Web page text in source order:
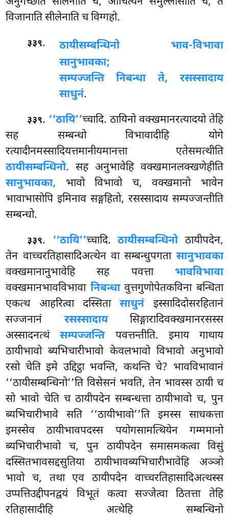
विजानाति सीलेनाति च विग्गहो.
३३९.
ठायीसम्बन्धिनो भाव-विभावा
सानुभावका;
सम्पज्जन्ति निबन्धा ते, रसस्सादाय
साधुनं.
३३९. ‘‘ठायि’’च्चादि. ठायिनो वक्खमानरत्यादयो तेहि
सह सम्बन्धो विभावादीहि योगे
रत्यादीनमस्सादियत्तमानीयमानत्ता एतेसमत्थीति
ठायीसम्बन्धिनो. सह अनुभावेहि वक्खमानलक्खणेहीति
सानुभावका, भावो विभावो च, वक्खमानो भावेन
भावाभासोपि इमिनाव सङ्गहितो, रसस्सादाय सम्पज्जन्तीति
सम्बन्धो.
३३९. ‘‘ठायि’’च्चादि.ठायीसम्बन्धिनोठायीपदेन,
तेन वाच्चरतिहासादिअत्थेन वा सम्बन्धुपगता सानुभावका
वक्खमानानुभावेहि सह पवत्ता भावविभावा
वक्खमानभावविभावा निबन्धावुत्तगुणोपेतकविना बन्धिता
एकत्थ आहरित्वा दस्सितासाधुनंइस्सादिदोसरहितानं
सज्जनानं रसस्सादायसिङ्गारादिवक्खमानरसस्स
अस्सादनत्थंसम्पज्जन्तिपवत्तन्तीति. इमाय गाथाय
ठायीभावो ब्यभिचारीभावो केवलभावो विभावो अनुभावो
रसो चेति इमे उद्दिट्ठा भवन्ति, कथन्ति चे? भावविभावानं
‘‘ठायीसम्बन्धिनो’’ति विसेसनं भवति, तेन भावस्स ठायी च
सो भावो चेति च ठायीपदेन सम्बन्धत्ता ठायीभावो च, पुन
ब्यभिचारीभावे सति ‘‘ठायीभावो’’ति इमस्स साधकत्ता
इमस्सेव ठायीभावपदस्स पयोगसामत्थियेन गम्ममानो
ब्यभिचारीभावो च, पुन ठायीपदेन समासमकत्वा विसुं
दस्सितभावसद्दसुतिया ठायीभावब्यभिचारीभावेहि अञ्ञो
भावो च, तथा एव ठायीपदेन वाच्चरतिहासादिअत्थस्स
उप्पत्तिउद्दीपनद्वयं विभूतं कत्वा सज्जेत्वा ठितत्ता तेहि
रतिहासादीहि अत्थेहि सम्बन्धिनो